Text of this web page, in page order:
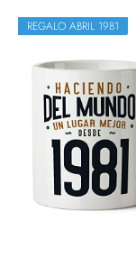
REGALO ABRIL 1981